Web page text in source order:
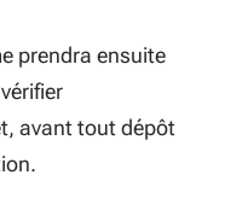
prendra ensuite
avant tout dépôt